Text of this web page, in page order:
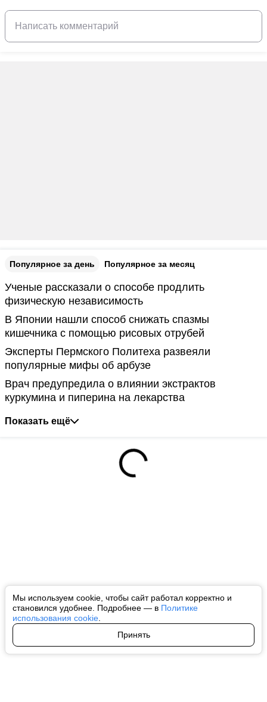
Мы используем cookie, чтобы сайт работал корректно и
становился удобнее. Подробнее — в Политике
использования cookie
Принять
Популярное за день Популярное за месяц
Ученые рассказали о способе продлить
физическую независимость
В Японии нашли способ снижать спазмы
кишечника с помощью рисовых отрубей
Эксперты Пермского Политеха развеяли
популярные мифы об арбузе
Врач предупредила о влиянии экстрактов
куркумина и пиперина на лекарства
Показать ещё